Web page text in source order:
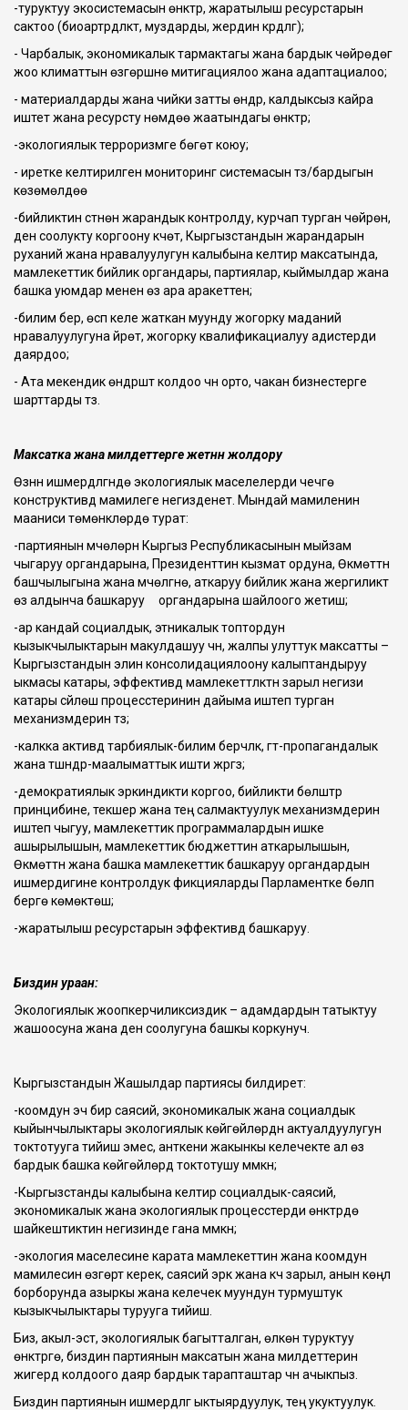
-туруктуу экосистемасын өнүктүрүү, жаратылыш ресурстарын
сактоо (биоартүрдүүлүктү, муздарды, жердин күрдүүлүгү);
- Чарбалык, экономикалык тармактагы жана бардык чөйрөдөгү
жоо климаттын өзгөрүшүнө митигациялоо жана адаптациалоо;
- материалдарды жана чийки затты өндүрүү, калдыксыз кайра
иштетүү жана ресурсту үнөмдөө жаатындагы өнүктүрүү;
-экологиялык терроризмге бөгөт коюу;
- иретке келтирилген мониторинг системасын түзүү/бардыгын
көзөмөлдөө
-бийликтин үстүнөн жарандык контролду, курчап турган чөйрөнү,
ден соолукту коргоону күчөтүү, Кыргызстандын жарандарын
руханий жана нравалуулугун калыбына келтирүү максатында,
мамлекеттик бийлик органдары, партиялар, кыймылдар жана
башка уюмдар менен өз ара аракеттенүү;
-билим берүү, өсүп келе жаткан муунду жогорку маданий
нравалуулугуна үйрөтүү, жогорку квалификациалуу адистерди
даярдоо;
- Ата мекендик өндүрүштү колдоо үчүн орто, чакан бизнестерге
шарттарды түзүү.
Максатка жана милдеттерге жетүүнүн жолдору
Өзүнүн ишмердүүлүгүндө экологиялык маселелерди чечүүгө
конструктивдүү мамилеге негизденет. Мындай мамиленин
мааниси төмөнкүлөрдө турат:
-партиянын мүчөлөрүн Кыргыз Республикасынын мыйзам
чыгаруу органдарына, Президенттин кызмат ордуна, Өкмөттүн
башчылыгына жана мүчөлүгүнө, аткаруу бийлик жана жергиликтүү
өз алдынча башкаруу органдарына шайлоого жетишүү;
-ар кандай социалдык, этникалык топтордун
кызыкчылыктарын макулдашуу үчүн, жалпы улуттук максатты –
Кыргызстандын элин консолидациялоону калыптандыруу
ыкмасы катары, эффективдүү мамлекеттүүлүктүн зарыл негизи
катары сүйлөшүү процесстеринин дайыма иштеп турган
механизмдерин түзүү;
-калкка активдүү тарбиялык-билим берүүчүлүк, үгүт-пропагандалык
жана түшүндүрүү-маалыматтык ишти жүргүзүү;
-демократиялык эркиндикти коргоо, бийликти бөлүштүрүү
принцибине, текшерүү жана тең салмактуулук механизмдерин
иштеп чыгуу, мамлекеттик программалардын ишке
ашырылышын, мамлекеттик бюджеттин аткарылышын,
Өкмөттүн жана башка мамлекеттик башкаруу органдардын
ишмердигине контролдук фикцияларды Парламентке бөлүп
берүүгө көмөктөшүү;
-жаратылыш ресурстарын эффективдүү башкаруу.
Биздин ураан:
Экологиялык жоопкерчиликсиздик – адамдардын татыктуу
жашоосуна жана ден соолугуна башкы коркунуч.
Кыргызстандын Жашылдар партиясы билдирет:
-коомдун эч бир саясий, экономикалык жана социалдык
кыйынчылыктары экологиялык көйгөйлөрдүн актуалдуулугун
токтотууга тийиш эмес, анткени жакынкы келечекте ал өзү
бардык башка көйгөйлөрдү токтотушу мүмкүн;
-Кыргызстанды калыбына келтирүү социалдык-саясий,
экономикалык жана экологиялык процесстерди өнүктүрүүдө
шайкештиктин негизинде гана мүмкүн;
-экология маселесине карата мамлекеттин жана коомдун
мамилесин өзгөртүү керек, саясий эрк жана күч зарыл, анын көңүл
борборунда азыркы жана келечек муундун турмуштук
кызыкчылыктары турууга тийиш.
Биз, акыл-эстүү, экологиялык багытталган, өлкөнү туруктуу
өнүктүрүүгө, биздин партиянын максатын жана милдеттерин
жигердүү колдоого даяр бардык тарапташтар үчүн ачыкпыз.
Биздин партиянын ишмердүүлүгү ыктыярдуулук, тең укуктуулук.